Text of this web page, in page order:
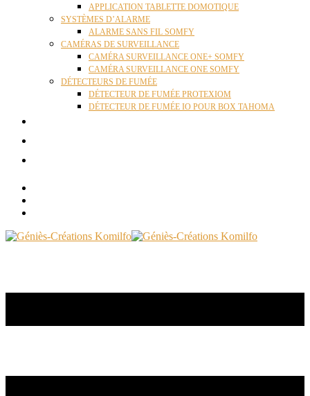
APPLICATION TABLETTE DOMOTIQUE
SYSTÈMES D’ALARME
ALARME SANS FIL SOMFY
CAMÉRAS DE SURVEILLANCE
CAMÉRA SURVEILLANCE ONE+ SOMFY
CAMÉRA SURVEILLANCE ONE SOMFY
DÉTECTEURS DE FUMÉE
DÉTECTEUR DE FUMÉE PROTEXIOM
DÉTECTEUR DE FUMÉE IO POUR BOX TAHOMA